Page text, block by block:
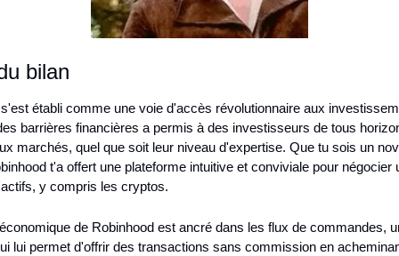
bilan
établi comme une voie d'accès révolutionnaire aux
barrières financières a permis à des investisseurs de tous
marchés, quel que soit leur niveau d'expertise. Que tu sois un
t'a offert une plateforme intuitive et conviviale pour négocier
y compris les cryptos.
de Robinhood est ancré dans les flux de commandes,
lui permet d'offrir des transactions sans commission en